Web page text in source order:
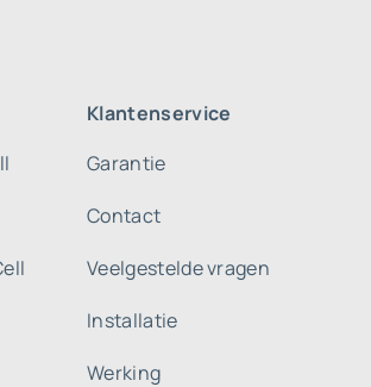
Klantenservice
Garantie
Contact
Veelgestelde vragen
Installatie
Werking